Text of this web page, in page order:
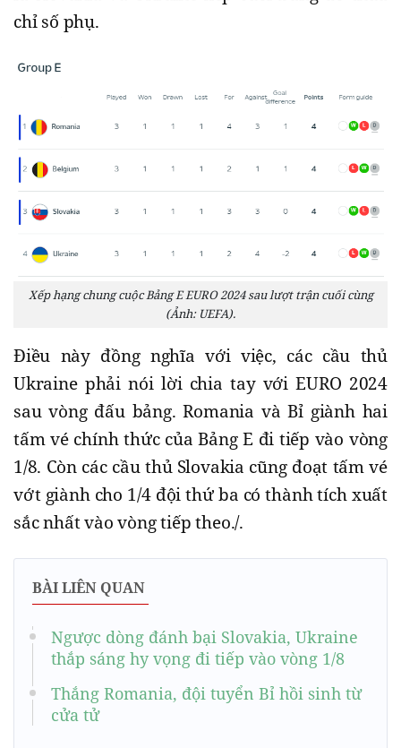
chỉ số phụ.
Xếp hạng chung cuộc Bảng E EURO 2024 sau lượt trận cuối cùng
(Ảnh: UEFA).
Điều này đồng nghĩa với việc, các cầu thủ
Ukraine phải nói lời chia tay với EURO 2024
sau vòng đấu bảng. Romania và Bỉ giành hai
tấm vé chính thức của Bảng E đi tiếp vào vòng
1/8. Còn các cầu thủ Slovakia cũng đoạt tấm vé
vớt giành cho 1/4 đội thứ ba có thành tích xuất
sắc nhất vào vòng tiếp theo./.
BÀI LIÊN QUAN
Ngược dòng đánh bại Slovakia, Ukraine
thắp sáng hy vọng đi tiếp vào vòng 1/8
Thắng Romania, đội tuyển Bỉ hồi sinh từ
cửa tử